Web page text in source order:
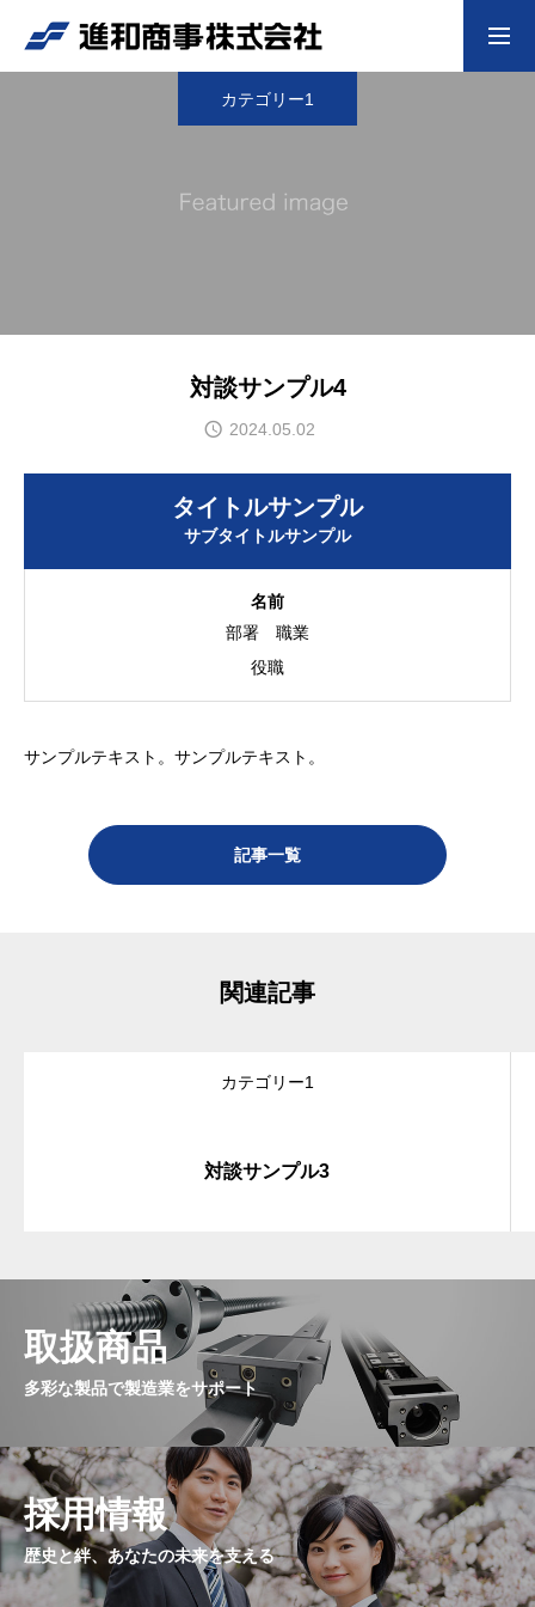
採用情報
当社の取り組み
革新と安心の結集、産業の未来を拓く
取扱商品
豊富な取扱商品で現場を支える
採用情報
仲間と共に、充実したキャリアを築く
プライバシーポリシー
カテゴリー1
対談サンプル4
2024.05.02
タイトルサンプル
サブタイトルサンプル
名前
部署
職業
役職
サンプルテキスト。サンプルテキスト。
記事一覧
関連記事
カテゴリー1
対談サンプル3
取扱商品
多彩な製品で製造業をサポート
採用情報
歴史と絆、あなたの未来を支える